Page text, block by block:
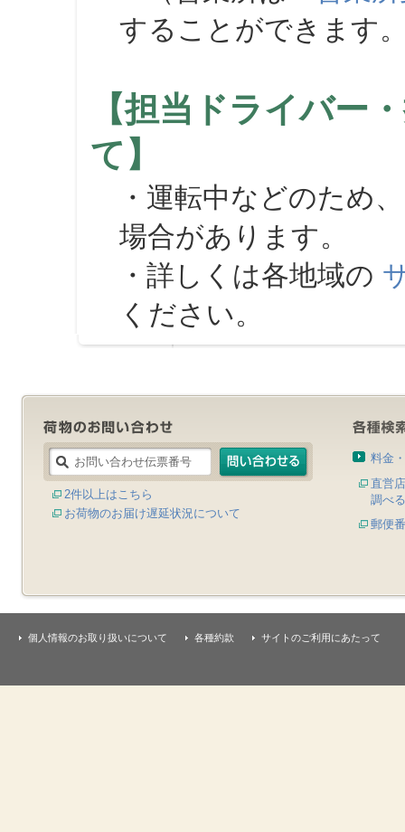
することができます
【担当ドライバー
て】
・運転中などのため
場合があります。
・詳しくは各地域の
ください。
2件以上はこちら
お荷物のお届け遅延状況について
料金
直営
調べる
郵便
個人情報のお取り扱いについて 各種約款 サイトのご利用にあたって